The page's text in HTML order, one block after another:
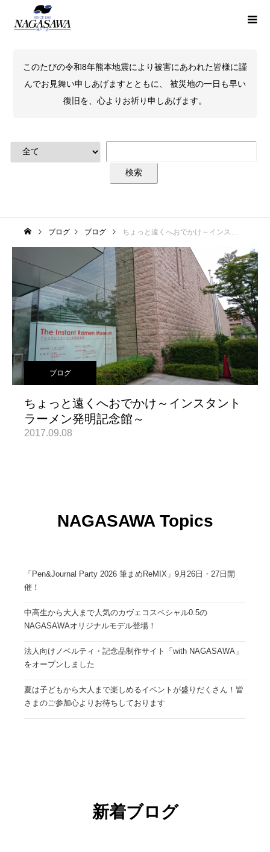
このたびの令和8年熊本地震により被害にあわれた皆様に謹
んでお見舞い申しあげますとともに、 被災地の一日も早い
復旧を、心よりお祈り申しあげます。
ブログ ブログ ちょっと遠くへおでかけ～インスタントラーメン発明記念館～
ブログ
ちょっと遠くへおでかけ～インスタント
ラーメン発明記念館～
2017.09.08
NAGASAWA Topics
「Pen&Journal Party 2026 筆まめReMIX」9月26日・27日開
催！
中高生から大人まで人気のカヴェコスペシャル0.5の
NAGASAWAオリジナルモデル登場！
法人向けノベルティ・記念品制作サイト「with NAGASAWA」
をオープンしました
夏は子どもから大人まで楽しめるイベントが盛りだくさん！皆
さまのご参加心よりお待ちしております
新着ブログ